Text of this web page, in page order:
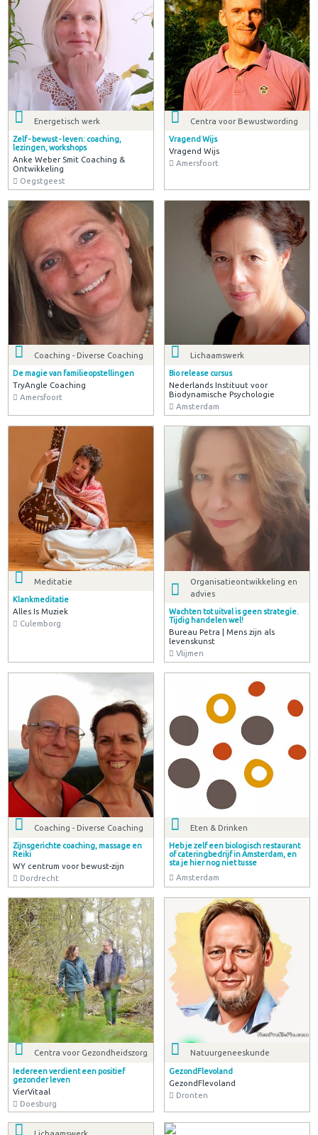
Energetisch werk
Zelf - bewust - leven: coaching,
lezingen, workshops
Anke Weber Smit Coaching &
Ontwikkeling
Oegstgeest
Centra voor Bewustwording
Vragend Wijs
Vragend Wijs
Amersfoort
Coaching - Diverse Coaching
De magie van familieopstellingen
TryAngle Coaching
Amersfoort
Lichaamswerk
Bio release cursus
Nederlands Instituut voor
Biodynamische Psychologie
Amsterdam
Meditatie
Klankmeditatie
Alles Is Muziek
Culemborg
Organisatieontwikkeling en
advies
Wachten tot uitval is geen strategie.
Tijdig handelen wel!
Bureau Petra | Mens zijn als
levenskunst
Vlijmen
Coaching - Diverse Coaching
Zijnsgerichte coaching, massage en
Reiki
WY centrum voor bewust-zijn
Dordrecht
Eten & Drinken
Heb je zelf een biologisch restaurant
of cateringbedrijf in Amsterdam, en
sta je hier nog niet tusse
Amsterdam
Centra voor Gezondheidszorg
Iedereen verdient een positief
gezonder leven
VierVitaal
Doesburg
Natuurgeneeskunde
GezondFlevoland
GezondFlevoland
Dronten